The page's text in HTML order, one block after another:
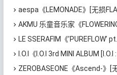
aespa《LEMONADE》[无损
AKMU 乐童音乐家《FLOWERING》[
LE SSERAFIM《’PUREFLOW’ pt.1》[
I.O.I《I.O.I 3rd MINI ALBUM [I.O.I :
ZEROBASEONE《Ascend-》[无